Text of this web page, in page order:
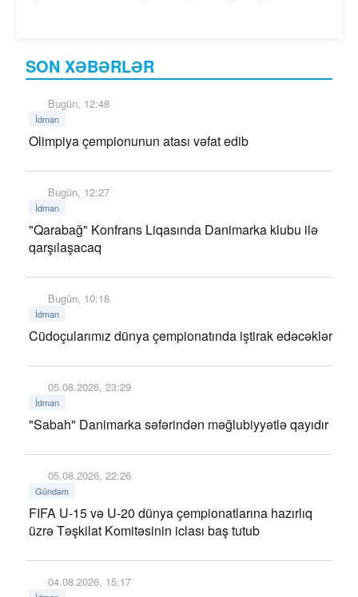
SON XƏBƏRLƏR
Bugün, 12:48
İdman
Olimpiya çempionunun atası vəfat edib
Bugün, 12:27
İdman
"Qarabağ" Konfrans Liqasında Danimarka klubu ilə
qarşılaşacaq
Bugün, 10:18
İdman
Cüdoçularımız dünya çempionatında iştirak edəcəklər
05.08.2026, 23:29
İdman
"Sabah" Danimarka səfərindən məğlubiyyətlə qayıdır
05.08.2026, 22:26
Gündəm
FIFA U-15 və U-20 dünya çempionatlarına hazırlıq
üzrə Təşkilat Komitəsinin iclası baş tutub
04.08.2026, 15:17